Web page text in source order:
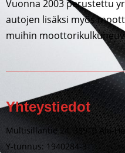
Vuonna 2003 perustettu
autojen lisäksi myös
muihin
Yhteystiedot
Multisillantie 24, 38910 Ala-
Y-tunnus: 1940284-3